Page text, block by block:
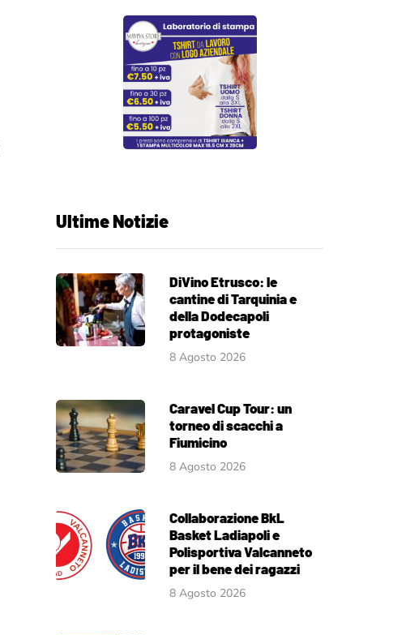
Ultime Notizie
DiVino Etrusco: le
cantine di Tarquinia e
della Dodecapoli
protagoniste
8 Agosto 2026
Caravel Cup Tour: un
torneo di scacchi a
Fiumicino
8 Agosto 2026
Collaborazione BkL
Basket Ladiapoli e
Polisportiva Valcanneto
per il bene dei ragazzi
8 Agosto 2026